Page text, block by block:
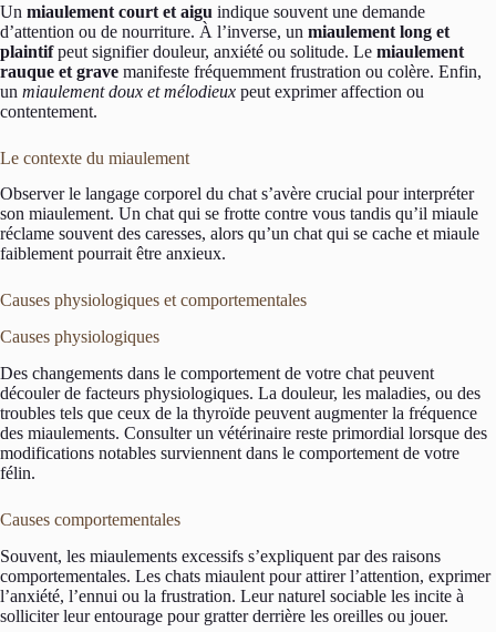
Un miaulement court et aigu indique souvent une demande
d’attention ou de nourriture. À l’inverse, un miaulement long et
plaintifpeut signifier douleur, anxiété ou solitude. Le miaulement
rauque et grave manifeste fréquemment frustration ou colère. Enfin,
un miaulement doux et mélodieux peut exprimer affection ou
contentement.
Le contexte du miaulement
Observer le langage corporel du chat s’avère crucial pour interpréter
son miaulement. Un chat qui se frotte contre vous tandis qu’il miaule
réclame souvent des caresses, alors qu’un chat qui se cache et miaule
faiblement pourrait être anxieux.
Causes physiologiques et comportementales
Causes physiologiques
Des changements dans le comportement de votre chat peuvent
découler de facteurs physiologiques. La douleur, les maladies, ou des
troubles tels que ceux de la thyroïde peuvent augmenter la fréquence
des miaulements. Consulter un vétérinaire reste primordial lorsque des
modifications notables surviennent dans le comportement de votre
félin.
Causes comportementales
Souvent, les miaulements excessifs s’expliquent par des raisons
comportementales. Les chats miaulent pour attirer l’attention, exprimer
l’anxiété, l’ennui ou la frustration. Leur naturel sociable les incite à
solliciter leur entourage pour gratter derrière les oreilles ou jouer.